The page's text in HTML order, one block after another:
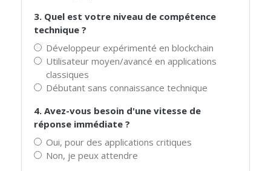
3. Quel est votre niveau de compétence
technique ?
Développeur expérimenté en blockchain
Utilisateur moyen/avancé en applications
classiques
Débutant sans connaissance technique
4. Avez-vous besoin d'une vitesse de
réponse immédiate ?
Oui, pour des applications critiques
Non, je peux attendre